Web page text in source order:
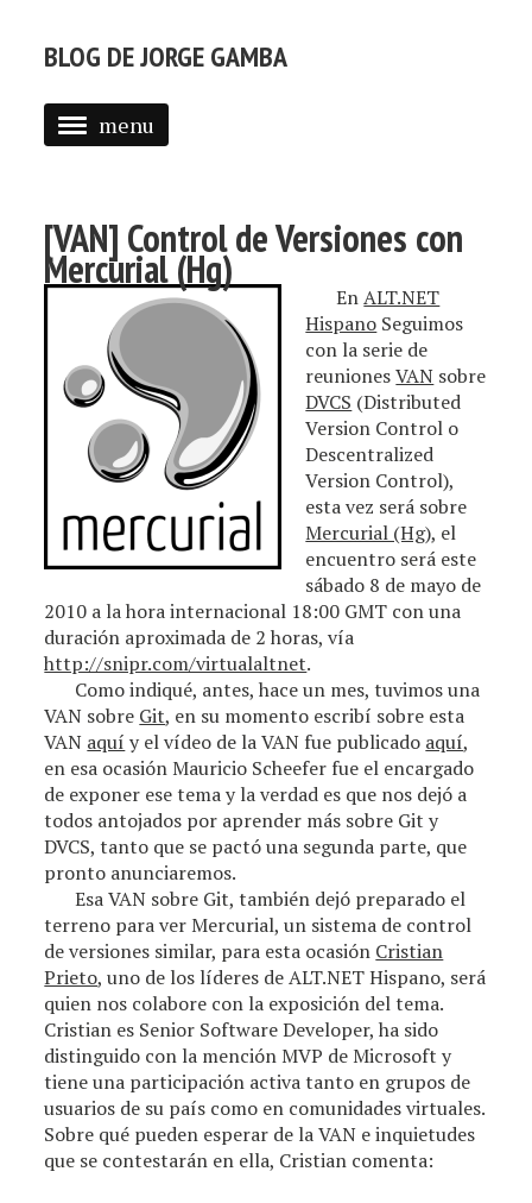
BLOG DE JORGE GAMBA
menu
POSTS
[VAN] Control de Versiones con
Mercurial (Hg)
EnALT.NET
Hispano Seguimos
con la serie de
reunionesVAN sobre
DVCS (Distributed
Version Control o
Descentralized
Version Control),
esta vez será sobre
Mercurial (Hg), el
encuentro será este
sábado 8 de mayo de
2010 a la hora internacional 18:00 GMT con una
duración aproximada de 2 horas, vía
http://snipr.com/virtualaltnet.
Como indiqué, antes, hace un mes, tuvimos una
VAN sobre Git, en su momento escribí sobre esta
VAN aquí y el vídeo de la VAN fue publicado aquí,
en esa ocasión Mauricio Scheefer fue el encargado
de exponer ese tema y la verdad es que nos dejó a
todos antojados por aprender más sobre Git y
DVCS, tanto que se pactó una segunda parte, que
pronto anunciaremos.
Esa VAN sobre Git, también dejó preparado el
terreno para ver Mercurial, un sistema de control
de versiones similar, para esta ocasión Cristian
Prieto, uno de los líderes de ALT.NET Hispano, será
quien nos colabore con la exposición del tema.
Cristian es Senior Software Developer, ha sido
distinguido con la mención MVP de Microsoft y
tiene una participación activa tanto en grupos de
usuarios de su país como en comunidades virtuales.
Sobre qué pueden esperar de la VAN e inquietudes
que se contestarán en ella, Cristian comenta: